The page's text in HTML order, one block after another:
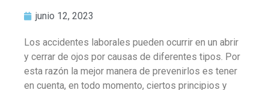
junio 12, 2023
Los accidentes laborales pueden ocurrir en un abrir
y cerrar de ojos por causas de diferentes tipos. Por
esta razón la mejor manera de prevenirlos es tener
en cuenta, en todo momento, ciertos principios y